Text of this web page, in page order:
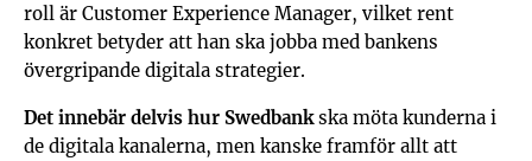
roll är Customer Experience Manager, vilket rent
konkret betyder att han ska jobba med bankens
övergripande digitala strategier.
Det innebär delvis hur Swedbankska möta kunderna i
de digitala kanalerna, men kanske framför allt att